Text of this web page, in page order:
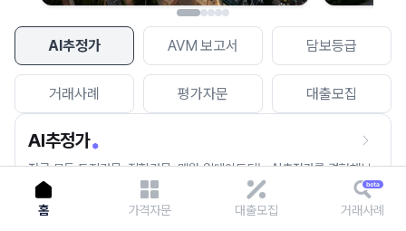
AI추정가 AVM 보고서 담보등급
거래사례 평가자문 대출모집
AI추정가
전국 모든 토지건물, 집합건물, 매월 업데이트되는 AI추정가를 경험해보
세요.
홈 가격자문 대출모집 거래사례